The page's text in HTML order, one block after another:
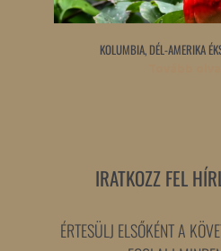
KOLUMBIA, DÉL-AMERIKA
IRATKOZZ FEL
ÉRTESÜLJ ELSŐKÉNT A